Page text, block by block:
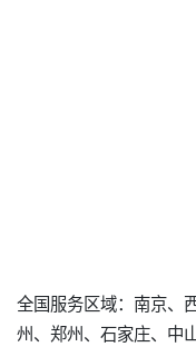
全国服务区域：南京、
州、郑州、石家庄、中